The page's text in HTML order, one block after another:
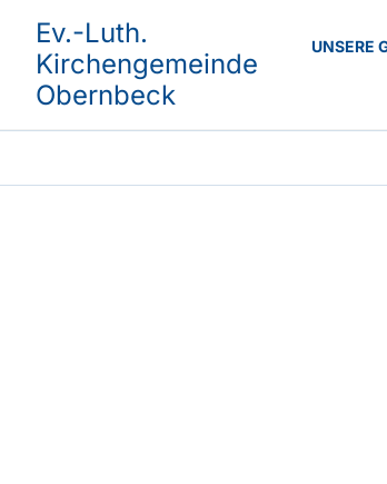
Ev.-Luth.
Kirchengemeinde
Obernbeck
UNSERE